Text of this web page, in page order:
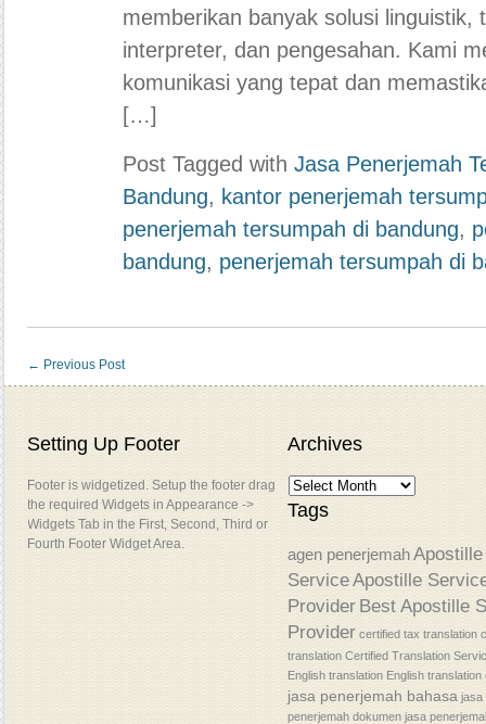
memberikan banyak solusi linguistik,
interpreter, dan pengesahan. Kami
komunikasi yang tepat dan
[…]
Post Tagged with Jasa Penerjemah
Bandung, kantor penerjemah
penerjemah tersumpah di bandung,
bandung, penerjemah tersumpah di
← Previous Post
Setting Up Footer
Footer is widgetized. Setup the footer drag
the required Widgets in Appearance ->
Widgets Tab in the First, Second, Third or
Fourth Footer Widget Area.
Archives
Tags
agen penerjemah Apostille
ServiceApostille
Provider Best Apostille
Provider certified tax translation
translation Certified Translation
English translation English
jasa penerjemah bahasa jasa
penerjemah dokumen jasa